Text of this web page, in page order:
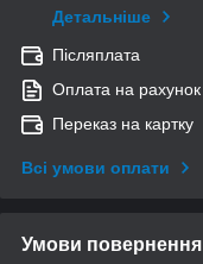
Детальніше
Післяплата
Оплата на рахунок
Переказ на картку
Всі умови оплати
Умови повернення